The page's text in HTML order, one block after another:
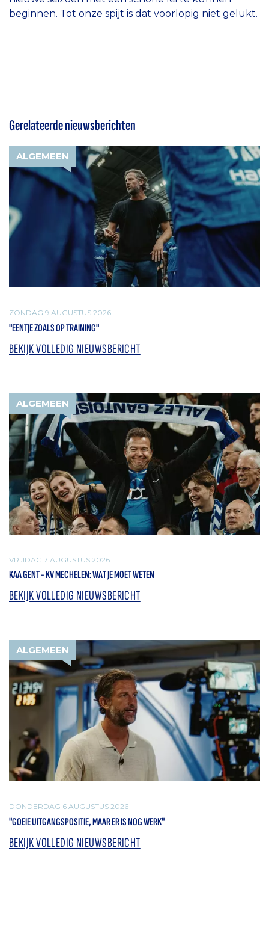
beginnen. Tot onze spijt is dat voorlopig niet gelukt.
Gerelateerde nieuwsberichten
ALGEMEEN
ZONDAG 9 AUGUSTUS 2026
"EENTJE ZOALS OP TRAINING"
BEKIJK VOLLEDIG NIEUWSBERICHT
ALGEMEEN
VRIJDAG 7 AUGUSTUS 2026
KAA GENT - KV MECHELEN: WAT JE MOET WETEN
BEKIJK VOLLEDIG NIEUWSBERICHT
ALGEMEEN
DONDERDAG 6 AUGUSTUS 2026
"GOEIE UITGANGSPOSITIE, MAAR ER IS NOG WERK"
BEKIJK VOLLEDIG NIEUWSBERICHT